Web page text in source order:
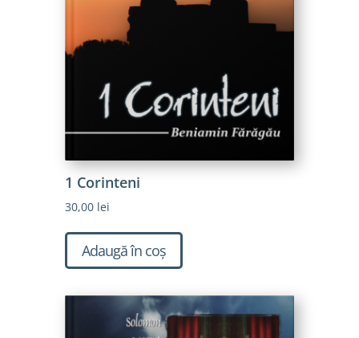
1 Corinteni
30,00 lei
Adaugă în coș